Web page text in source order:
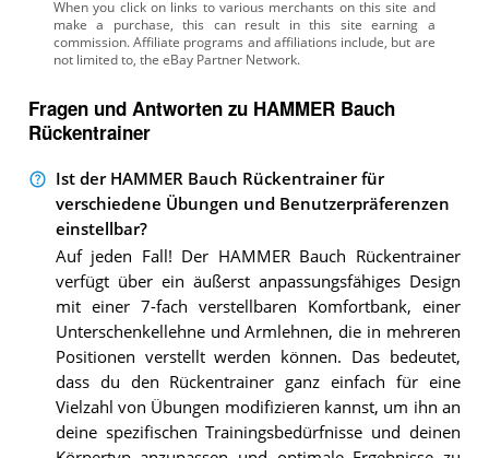
Fragen und Antworten zu HAMMER Bauch
Rückentrainer
Ist der HAMMER Bauch Rückentrainer für
verschiedene Übungen und Benutzerpräferenzen
einstellbar?
Auf jeden Fall! Der HAMMER Bauch Rückentrainer
verfügt über ein äußerst anpassungsfähiges Design
mit einer 7-fach verstellbaren Komfortbank, einer
Unterschenkellehne und Armlehnen, die in mehreren
Positionen verstellt werden können. Das bedeutet,
dass du den Rückentrainer ganz einfach für eine
Vielzahl von Übungen modifizieren kannst, um ihn an
deine spezifischen Trainingsbedürfnisse und deinen